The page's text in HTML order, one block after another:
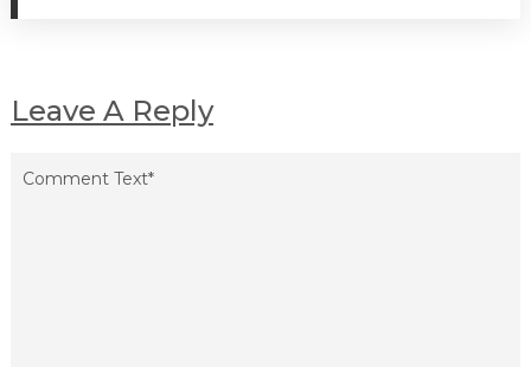
Leave A Reply